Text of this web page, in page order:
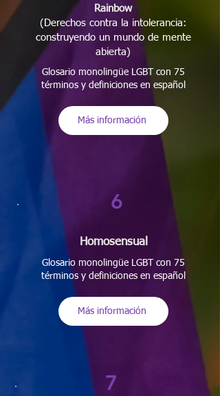
Rainbow
(Derechos contra la intolerancia:
construyendo un mundo de mente
abierta)
Glosario monolingüe LGBT con 75
términos y definiciones en español
Más información
6
Homosensual
Glosario monolingüe LGBT con 75
términos y definiciones en español
Más información
7